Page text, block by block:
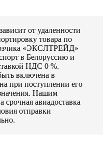
от удаленности
товара по
«ЭКСЛТРЕЙД»
в Белоруссию и
НДС 0 %.
включена в
при поступлении его
Нашим
срочная авиадоставка
отправки